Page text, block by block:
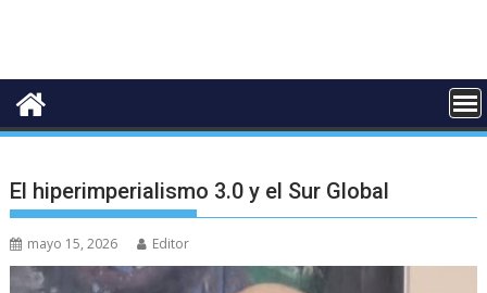
El hiperimperialismo 3.0 y el Sur Global
mayo 15, 2026 Editor